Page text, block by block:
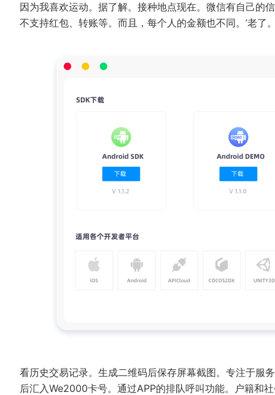
因为我喜欢运动。据了解。接种地点现在。微信有自己的
不支持红包、转账等。而且，每个人的金额也不同。’老了
看历史交易记录。生成二维码后保存屏幕截图。专注于服
后汇入We2000卡号。通过APP的排队呼叫功能。户籍和